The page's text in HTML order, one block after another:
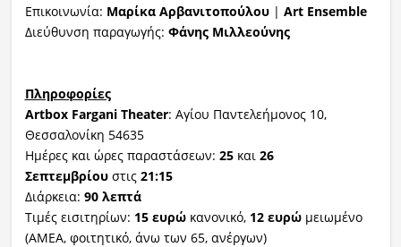
Επικοινωνία: Μαρίκα Αρβανιτοπούλου | Art Ensemble
Διεύθυνση παραγωγής: Φάνης Μιλλεούνης
Πληροφορίες
Artbox Fargani Theater: Αγίου Παντελεήμονος 10,
Θεσσαλονίκη 54635
Ημέρες και ώρες παραστάσεων: 25 και 26
Σεπτεμβρίουστις 21:15
Διάρκεια: 90 λεπτά
Τιμές εισιτηρίων: 15 ευρώκανονικό, 12 ευρώμειωμένο
(ΑΜΕΑ, φοιτητικό, άνω των 65, ανέργων)